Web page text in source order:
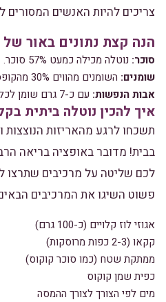
צריכים להיות האנשים המסורים
הנה קצת נתונים באור של
סוכר: נוטלה מכילה כמעט 57% סוכר.
שומנים: השומנים מהווים 30% מהקופסה, ביניהם שומנים רוויים.
אבות הנפשות: עם כ-7 גרם שומן לכל מנת 15 גרם.
איך להכין נוטלה ביתית
תשכחו לרגע מהאריזות הנוצצות
בבית! מדובר באופציה בריאה
לכם שליטה על מרכיבים שתרצו
פשוט השיגו את המרכיבים
אגוזי לוז קלויים (כ-100 גרם)
קקאו (2-3 כפות מרוסקות)
ממתקת שטח (כמו סוכר קוקוס)
כפית שמן קוקוס
מים לפי הצורך לצורך ההמסה